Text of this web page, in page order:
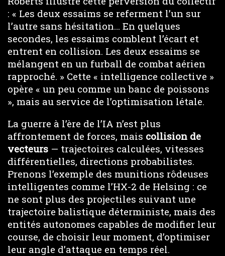
: « Les deux essaims se referment l’un sur
l’autre sans hésitation… En quelques
secondes, les essaims comblent l’écart et
entrent en collision. Les deux essaims se
mélangent en un furball de combat aérien
rapproché. » Cette « intelligence collective »
opère « un peu comme un banc de poissons
», mais au service de l’optimisation létale.
La guerre à l’ère de l’IA n’est plus
affrontement de forces, mais collision de
vecteurs — trajectoires calculées, vitesses
différentielles, directions probabilistes.
Prenons l’exemple des munitions rôdeuses
intelligentes comme l’HX-2 de Helsing : ce
ne sont plus des projectiles suivant une
trajectoire balistique déterministe, mais des
entités autonomes capables de modifier leur
course, de choisir leur moment, d’optimiser
leur angle d’attaque en temps réel.